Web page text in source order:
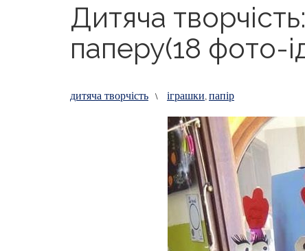
Дитяча
паперу(18 фото-
дитяча творчість \ іграшки,папір